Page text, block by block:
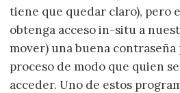
tiene que quedar claro), pero
obtenga acceso in-situ a
mover) una buena
proceso de modo que quien
acceder. Uno de estos